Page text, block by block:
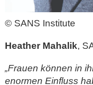
© SANS Institute
Heather Mahalik,
„Frauen können in
enormen Einfluss